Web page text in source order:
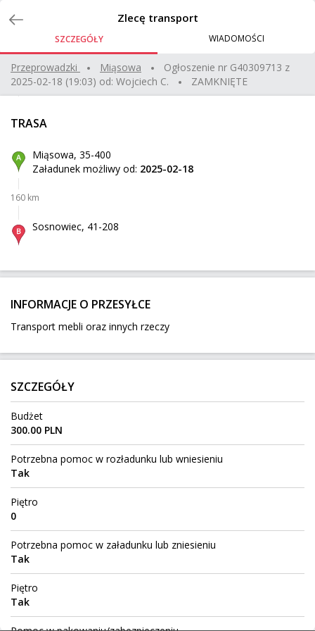
Zlecenia
Zlecę transport
SZCZEGÓŁY WIADOMOŚCI
Przeprowadzki miąsowa Ogłoszenie nr G40309713 z
2025-02-18 (19:03) od: Wojciech C. ZAMKNIĘTE
TRASA
Miąsowa, 35-400
Załadunek możliwy od: 2025-02-18
160 km
Sosnowiec, 41-208
INFORMACJE O PRZESYŁCE
Transport mebli oraz innych rzeczy
SZCZEGÓŁY
Budżet
300.00 PLN
Potrzebna pomoc w rozładunku lub wniesieniu
Tak
Piętro
0
Potrzebna pomoc w załadunku lub zniesieniu
Tak
Piętro
Tak
pudełko 65x35x45
Siedlce
stół w 2 paczkach
447 km
Z: El Campello
2877 km 1 550 kg
Do: Mogilno
224 km 200 kg 2,18 m³ 200 zł
Do: Kębłowo
przewóz płotu panelowego
Z: Tarchały Wielkie
Do: Pillig
namiot